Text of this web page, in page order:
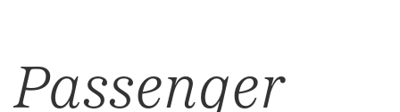
Passenger